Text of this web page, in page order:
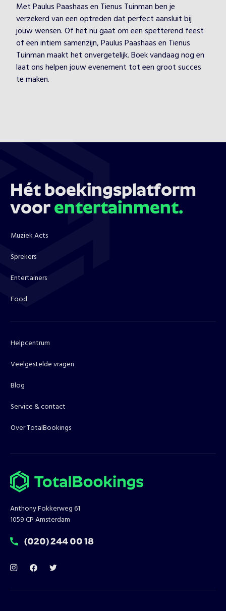
Met Paulus Paashaas en Tienus Tuinman ben je
verzekerd van een optreden dat perfect aansluit bij
jouw wensen. Of het nu gaat om een spetterend feest
of een intiem samenzijn, Paulus Paashaas en Tienus
Tuinman maakt het onvergetelijk. Boek vandaag nog en
laat ons helpen jouw evenement tot een groot succes
te maken.
Hét boekingsplatform
voor entertainment.
Muziek Acts
Sprekers
Entertainers
Food
Helpcentrum
Veelgestelde vragen
Blog
Service & contact
Over TotalBookings
Anthony Fokkerweg 61
1059 CP Amsterdam
T:
(020) 244 00 18